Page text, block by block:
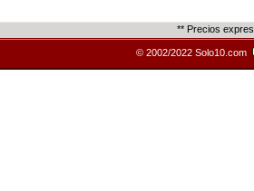
** Precios
© 2002/2022 Solo10.com